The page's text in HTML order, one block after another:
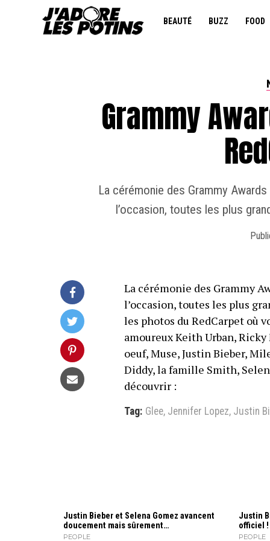
BEAUTÉ BUZZ FOOD
Grammy
La cérémonie des Grammy
l’occasion, toutes les plus
La cérémonie des Grammy
l’occasion, toutes les plus
les photos du RedCarpet où
amoureux Keith Urban,
oeuf, Muse, Justin Bieber,
Diddy, la famille Smith,
découvrir :
Tag: Glee, Jennifer Lopez, Justin
Justin Bieber et Selena Gomez avancent
doucement mais sûrement…
PEOPLE
Justin
officiel !
PEOPLE